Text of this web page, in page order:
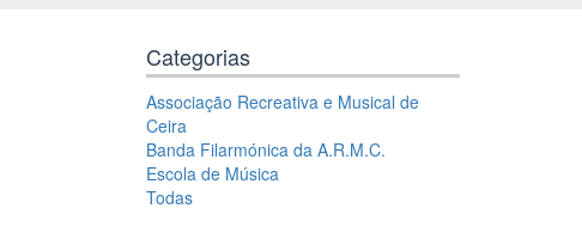
Categorias
Associação Recreativa e Musical de
Ceira
Banda Filarmónica da A.R.M.C.
Escola de Música
Todas